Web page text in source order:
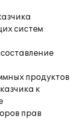
систем
продуктов
к
прав